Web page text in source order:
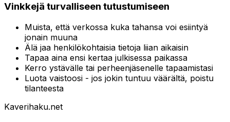
Vinkkejä turvalliseen tutustumiseen
Muista, että verkossa kuka tahansa voi esiintyä
jonain muuna
Älä jaa henkilökohtaisia tietoja liian aikaisin
Tapaa aina ensi kertaa julkisessa paikassa
Kerro ystävälle tai perheenjäsenelle tapaamistasi
Luota vaistoosi - jos jokin tuntuu väärältä, poistu
tilanteesta
Kaverihaku.net